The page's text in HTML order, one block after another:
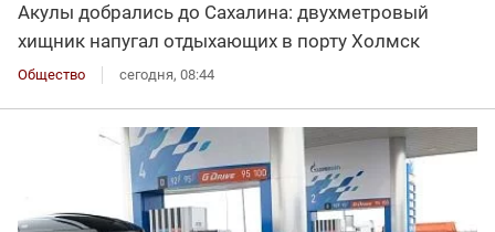
Акулы добрались до Сахалина: двухметровый
хищник напугал отдыхающих в порту Холмск
Общество сегодня, 08:44